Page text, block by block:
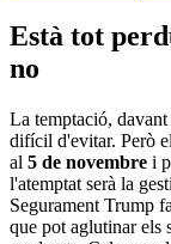
Està tot
no
La temptació,
difícil d'evitar. Però
al 5 de novembre i
l'atemptat serà la
Segurament Trump
que pot aglutinar els